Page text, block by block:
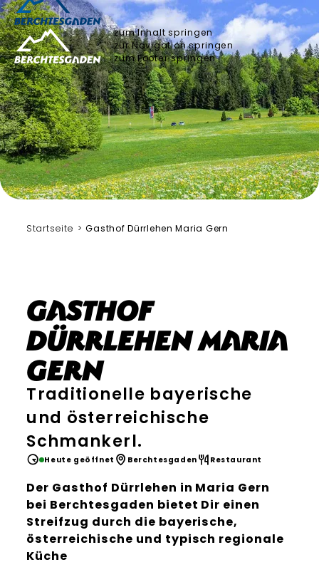
zum Inhalt springen
zur Navigation springen
zum Footer springen
Startseite Gasthof Dürrlehen Maria Gern
Gasthof
Dürrlehen Maria
Gern
Traditionelle bayerische
und österreichische
Schmankerl.
Heute geöffnet Berchtesgaden Restaurant
Der Gasthof Dürrlehen in Maria Gern
bei Berchtesgaden bietet Dir einen
Streifzug durch die bayerische,
österreichische und typisch regionale
Küche